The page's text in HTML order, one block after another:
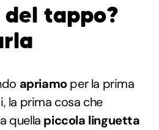
tappo?
apriamoper la prima
la prima cosa che
quella piccola linguetta